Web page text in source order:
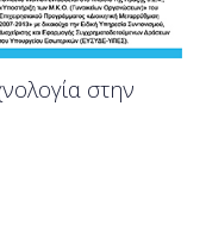
στην